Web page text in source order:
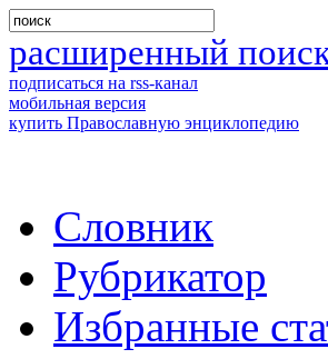
расширенный
подписаться на rss-канал
мобильная версия
купить Православную энциклопедию
Словник
Рубрикатор
Избранные